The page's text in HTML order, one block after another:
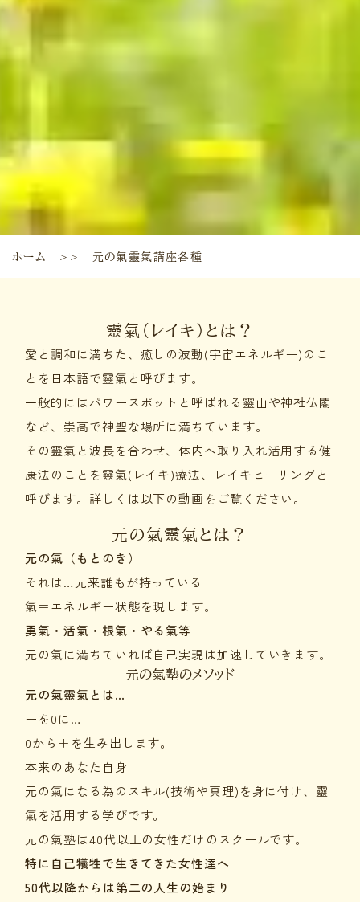
ホーム ＞＞ 元の氣靈氣講座各種
靈氣（レイキ）とは？
愛と調和に満ちた、癒しの波動(宇宙エネルギー)のこ
とを日本語で靈氣と呼びます。
一般的にはパワースポットと呼ばれる靈山や神社仏閣
など、崇高で神聖な場所に満ちています。
その靈氣と波長を合わせ、体内へ取り入れ活用する健
康法のことを靈氣(レイキ)療法、レイキヒーリングと
呼びます。詳しくは以下の動画をご覧ください。
元の氣靈氣とは？
元の氣（もとのき）
それは…元来誰もが持っている
氣＝エネルギー状態を現します。
勇氣・活氣・根氣・やる氣等
元の氣に満ちていれば自己実現は加速していきます。
元の氣塾のメソッド
元の氣靈氣とは…
ーを0に…
0から＋を生み出します。
本来のあなた自身
元の氣になる為のスキル(技術や真理)を身に付け、靈
氣を活用する学びです。
元の氣塾は40代以上の女性だけのスクールです。
特に自己犠牲で生きてきた女性達へ
50代以降からは第二の人生の始まり